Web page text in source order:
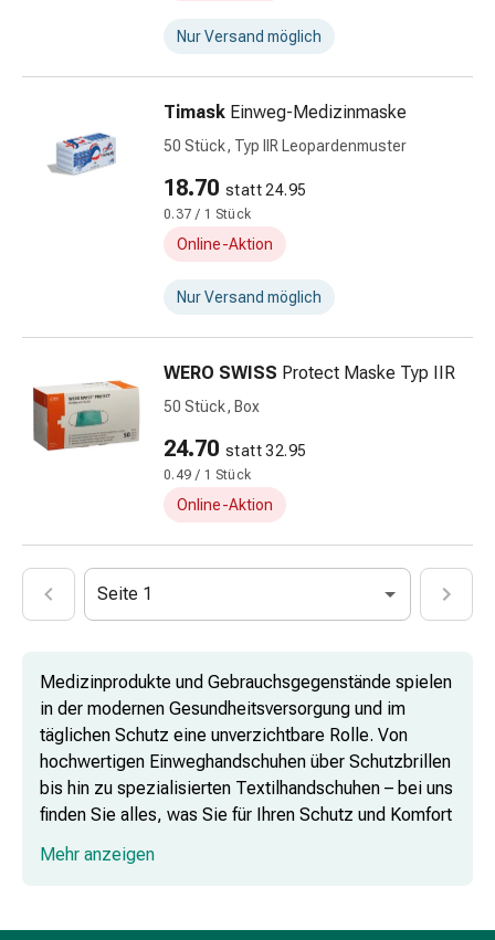
Medikamente
Haarausfall
Kopfläuse
Nissen
Augenpflege
Cremes
Gesichtsmasken
Gesichtspeelings
Beauty-
Tools
&
Kuren
Gesichtscremes
Gesichtstoner
Gesichtsöl
Pflegezubehör
&
&
Nur Versand möglich
Timask Einweg-Medizinmaske
50 Stück, Typ IIR Leopardenmuster
18.70 statt 24.95
0.37 / 1 Stück
Online-Aktion
Nur Versand möglich
WERO SWISS Protect Maske Typ IIR
50 Stück, Box
24.70 statt 32.95
0.49 / 1 Stück
Online-Aktion
Seite 1
Medizinprodukte und Gebrauchsgegenstände spielen
in der modernen Gesundheitsversorgung und im
täglichen Schutz eine unverzichtbare Rolle. Von
hochwertigen Einweghandschuhen über Schutzbrillen
bis hin zu spezialisierten Textilhandschuhen – bei uns
finden Sie alles, was Sie für Ihren Schutz und Komfort
benötigen.
Mehr anzeigen